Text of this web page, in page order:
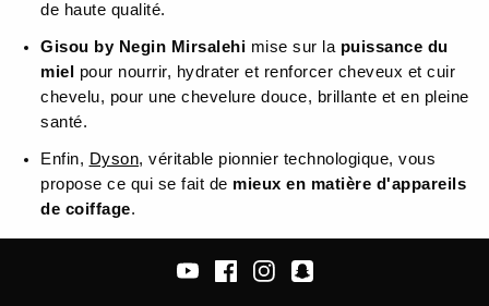
de haute qualité.
Gisou by Negin Mirsalehi mise sur la puissance du
miel
pour nourrir, hydrater et renforcer cheveux et cuir
chevelu, pour une chevelure douce, brillante et en pleine
santé.
Enfin, Dyson, véritable pionnier technologique, vous
propose ce qui se fait de mieux en matière d'appareils
de coiffage.